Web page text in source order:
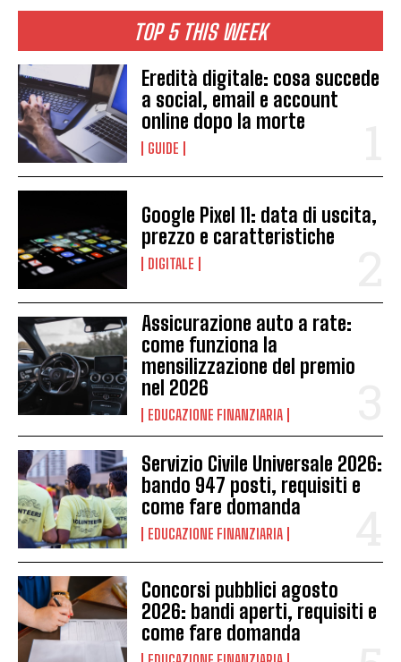
TOP 5 THIS WEEK
Eredità digitale: cosa succede
a social, email e account
online dopo la morte
GUIDE
Google Pixel 11: data di uscita,
prezzo e caratteristiche
DIGITALE
Assicurazione auto a rate:
come funziona la
mensilizzazione del premio
nel 2026
EDUCAZIONE FINANZIARIA
Servizio Civile Universale 2026:
bando 947 posti, requisiti e
come fare domanda
EDUCAZIONE FINANZIARIA
Concorsi pubblici agosto
2026: bandi aperti, requisiti e
come fare domanda